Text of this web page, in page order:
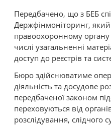
Передбачено, що з БЕБ
Держфінмоніторинг,
правоохоронному
числі узагальненні
доступ до реєстрів та
Бюро здійснюватиме
діяльність та досудове
передбаченої законом
переховуються від
розслідування, слідчого